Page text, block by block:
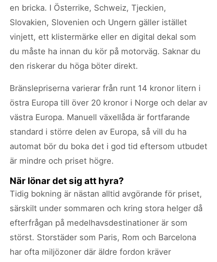
en bricka. I Österrike, Schweiz, Tjeckien,
Slovakien, Slovenien och Ungern gäller istället
vinjett, ett klistermärke eller en digital dekal som
du måste ha innan du kör på motorväg. Saknar du
den riskerar du höga böter direkt.
Bränslepriserna varierar från runt 14 kronor litern i
östra Europa till över 20 kronor i Norge och delar av
västra Europa. Manuell växellåda är fortfarande
standard i större delen av Europa, så vill du ha
automat bör du boka det i god tid eftersom utbudet
är mindre och priset högre.
När lönar det sig att hyra?
Tidig bokning är nästan alltid avgörande för priset,
särskilt under sommaren och kring stora helger då
efterfrågan på medelhavsdestinationer är som
störst. Storstäder som Paris, Rom och Barcelona
har ofta miljözoner där äldre fordon kräver